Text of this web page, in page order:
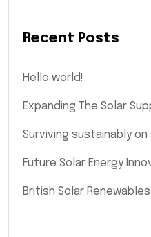
Recent Posts
Hello world!
Expanding The Solar
Surviving sustainably on
Future Solar Energy
British Solar